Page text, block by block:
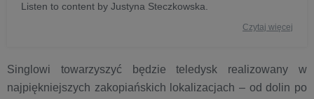
Listen to content by Justyna Steczkowska.
Czytaj więcej
Singlowi towarzyszyć będzie teledysk realizowany w
najpiękniejszych zakopiańskich lokalizacjach – od dolin po